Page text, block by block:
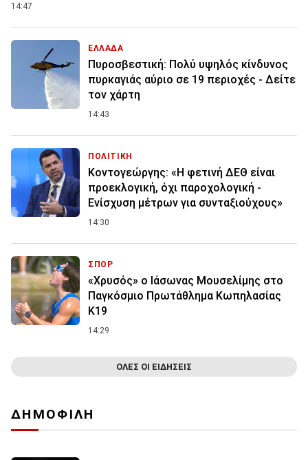
14:47
ΕΛΛΑΔΑ
Πυροσβεστική: Πολύ υψηλός κίνδυνος
πυρκαγιάς αύριο σε 19 περιοχές - Δείτε
τον χάρτη
14:43
ΠΟΛΙΤΙΚΗ
Κοντογεώργης: «Η φετινή ΔΕΘ είναι
προεκλογική, όχι παροχολογική -
Ενίσχυση μέτρων για συνταξιούχους»
14:30
ΣΠΟΡ
«Χρυσός» ο Ιάσωνας Μουσελίμης στο
Παγκόσμιο Πρωτάθλημα Κωπηλασίας
Κ19
14:29
ΟΛΕΣ ΟΙ ΕΙΔΗΣΕΙΣ
ΔΗΜΟΦΙΛΗ